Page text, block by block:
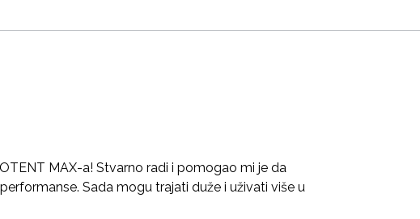
MAX-a! Stvarno radi i pomogao mi je da
Sada mogu trajati duže i uživati više u